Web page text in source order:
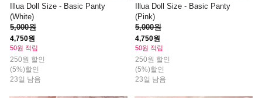
Illua Doll Size - Basic Panty
(White)
5,000원
4,750원
50원 적립
250원 할인
(5%)할인
23일 남음
Illua Doll Size - Basic Panty
(Pink)
5,000원
4,750원
50원 적립
250원 할인
(5%)할인
23일 남음